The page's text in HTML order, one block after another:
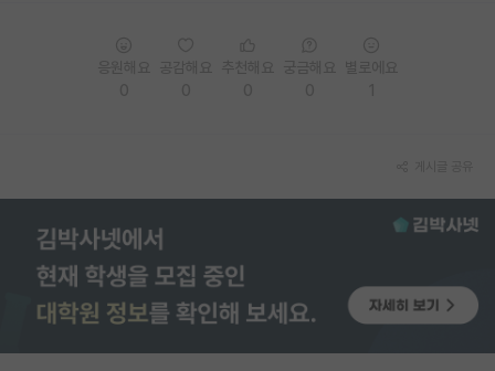
재팬라운지 🌸